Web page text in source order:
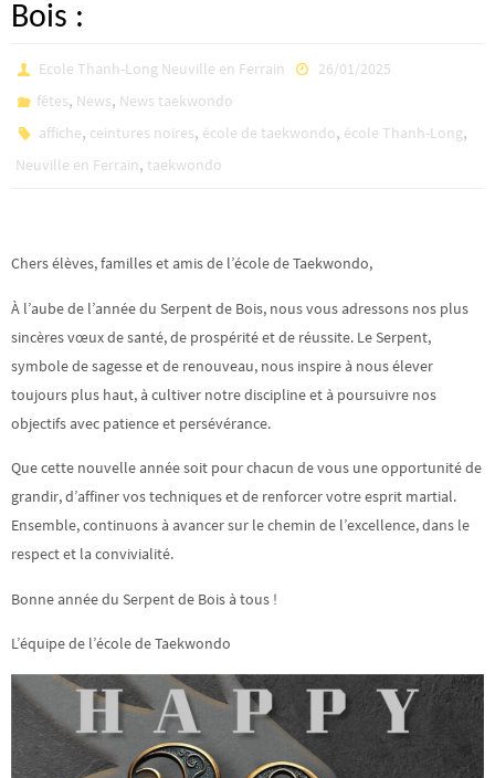
Bois :
Ecole Thanh-Long Neuville en Ferrain
26/01/2025
fêtes, News, News taekwondo
affiche, ceintures noires, école de taekwondo, école Thanh-Long,
Neuville en Ferrain, taekwondo
Chers élèves, familles et amis de l’école de Taekwondo,
À l’aube de l’année du Serpent de Bois, nous vous adressons nos plus
sincères vœux de santé, de prospérité et de réussite. Le Serpent,
symbole de sagesse et de renouveau, nous inspire à nous élever
toujours plus haut, à cultiver notre discipline et à poursuivre nos
objectifs avec patience et persévérance.
Que cette nouvelle année soit pour chacun de vous une opportunité de
grandir, d’affiner vos techniques et de renforcer votre esprit martial.
Ensemble, continuons à avancer sur le chemin de l’excellence, dans le
respect et la convivialité.
Bonne année du Serpent de Bois à tous !
L’équipe de l’école de Taekwondo